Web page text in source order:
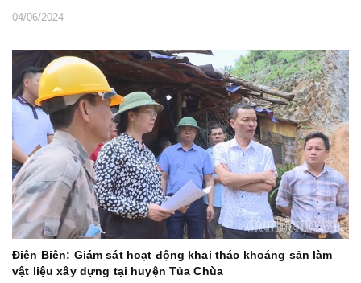
04/06/2024
Điện Biên: Giám sát hoạt động khai thác khoáng sản làm
vật liệu xây dựng tại huyện Tủa Chùa